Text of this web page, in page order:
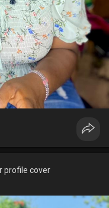
profile cover